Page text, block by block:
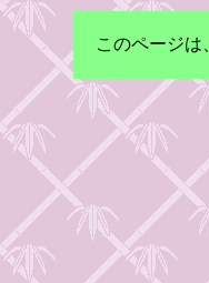
このページ